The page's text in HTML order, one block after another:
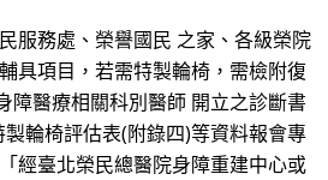
服務處、榮譽國民 之家、各級榮院
具項目，若需特製輪椅，需檢附復
障醫療相關科別醫師 開立之診斷書
輪椅評估表(附錄四)等資料報會專
經臺北榮民總醫院身障重建中心或